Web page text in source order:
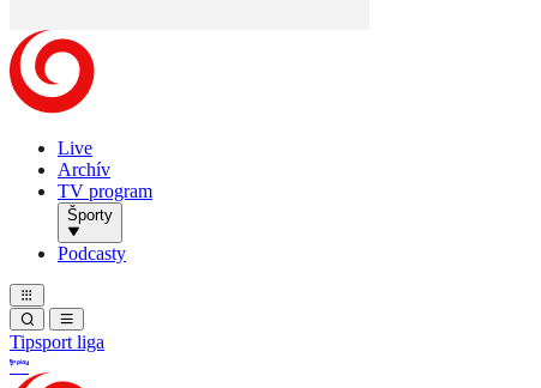
Live
Archív
TV program
Športy
Podcasty
Tipsport liga